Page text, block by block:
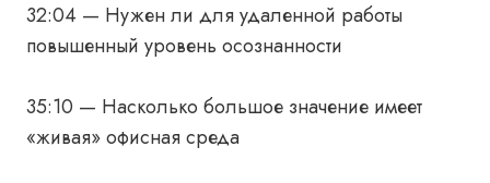
32:04 — Нужен ли для удаленной работы
повышенный уровень осознанности
35:10 — Насколько большое значение имеет
«живая» офисная среда